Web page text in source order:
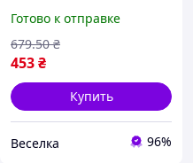
авто и повседневного
использования FLAME
Готово к отправке
453₴
679.50 ₴
Купить
Веселка 96%